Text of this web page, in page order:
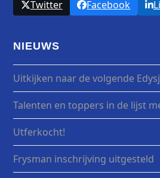
Twitter Facebook
NIEUWS
Uitkijken naar de volgende
Talenten en toppers in de lijst
Utferkocht!
Frysman inschrijving uitgesteld